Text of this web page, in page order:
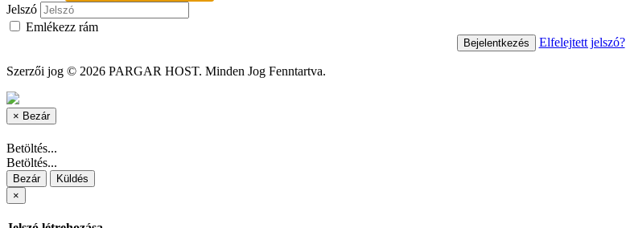
Jelszó
Emlékezz rám
Elfelejtett jelszó?
Szerzői jog © 2026 PARGAR HOST. Minden Jog Fenntartva.
× Bezár
Betöltés...
Betöltés...
Bezár
Küldés
×